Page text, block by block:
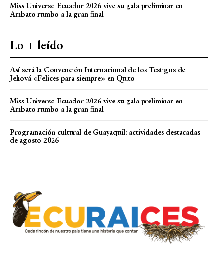
Miss Universo Ecuador 2026 vive su gala preliminar en
Ambato rumbo a la gran final
Lo + leído
Así será la Convención Internacional de los Testigos de
Jehová «Felices para siempre» en Quito
Miss Universo Ecuador 2026 vive su gala preliminar en
Ambato rumbo a la gran final
Programación cultural de Guayaquil: actividades destacadas
de agosto 2026